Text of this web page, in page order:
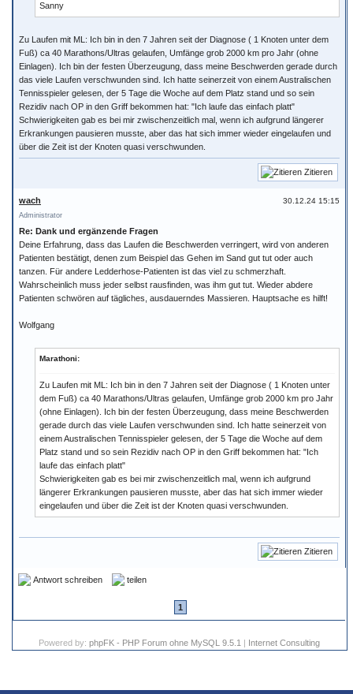
Sanny
Zu Laufen mit ML: Ich bin in den 7 Jahren seit der Diagnose ( 1 Knoten unter dem
Fuß) ca 40 Marathons/Ultras gelaufen, Umfänge grob 2000 km pro Jahr (ohne
Einlagen). Ich bin der festen Überzeugung, dass meine Beschwerden gerade durch
das viele Laufen verschwunden sind. Ich hatte seinerzeit von einem Australischen
Tennisspieler gelesen, der 5 Tage die Woche auf dem Platz stand und so sein
Rezidiv nach OP in den Griff bekommen hat: "Ich laufe das einfach platt"
Schwierigkeiten gab es bei mir zwischenzeitlich mal, wenn ich aufgrund längerer
Erkrankungen pausieren musste, aber das hat sich immer wieder eingelaufen und
über die Zeit ist der Knoten quasi verschwunden.
Zitieren
30.12.24 15:15
wach
Administrator
Re: Dank und ergänzende Fragen
Deine Erfahrung, dass das Laufen die Beschwerden verringert, wird von anderen
Patienten bestätigt, denen zum Beispiel das Gehen im Sand gut tut oder auch
tanzen. Für andere Ledderhose-Patienten ist das viel zu schmerzhaft.
Wahrscheinlich muss jeder selbst rausfinden, was ihm gut tut. Wieder abdere
Patienten schwören auf tägliches, ausdauerndes Massieren. Hauptsache es hilft!
Wolfgang
Marathoni:
Zu Laufen mit ML: Ich bin in den 7 Jahren seit der Diagnose ( 1 Knoten unter
dem Fuß) ca 40 Marathons/Ultras gelaufen, Umfänge grob 2000 km pro Jahr
(ohne Einlagen). Ich bin der festen Überzeugung, dass meine Beschwerden
gerade durch das viele Laufen verschwunden sind. Ich hatte seinerzeit von
einem Australischen Tennisspieler gelesen, der 5 Tage die Woche auf dem
Platz stand und so sein Rezidiv nach OP in den Griff bekommen hat: "Ich
laufe das einfach platt"
Schwierigkeiten gab es bei mir zwischenzeitlich mal, wenn ich aufgrund
längerer Erkrankungen pausieren musste, aber das hat sich immer wieder
eingelaufen und über die Zeit ist der Knoten quasi verschwunden.
Zitieren
Antwort schreiben teilen
1
Powered by:phpFK - PHP Forum ohne MySQL 9.5.1 | Internet Consulting